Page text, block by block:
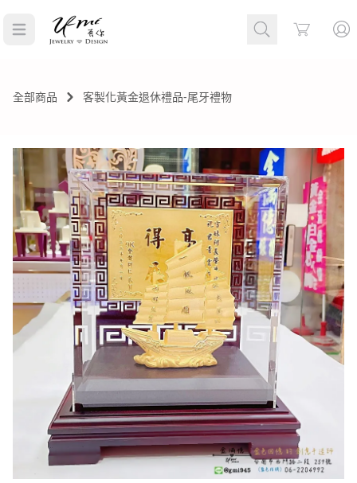
Cart
全部商品 客製化黃金退休禮品-尾牙禮物